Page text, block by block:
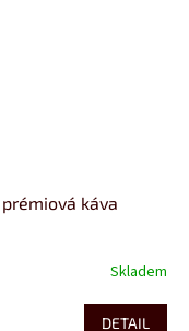
káva
Skladem
DETAIL